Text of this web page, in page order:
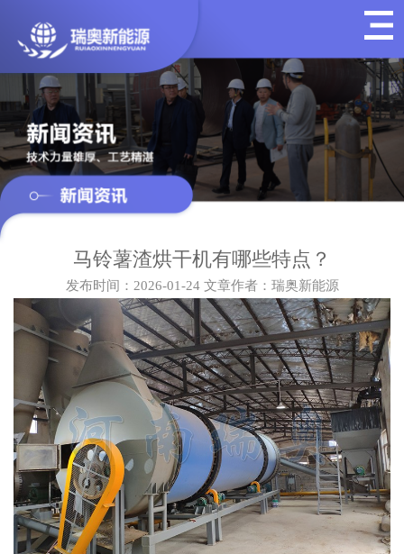
马铃薯渣烘干机有哪些特点？
发布时间：2026-01-24 文章作者：瑞奥新能源